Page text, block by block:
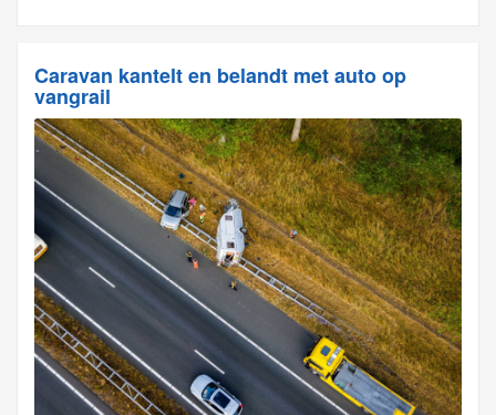
Caravan kantelt en belandt met auto op
vangrail